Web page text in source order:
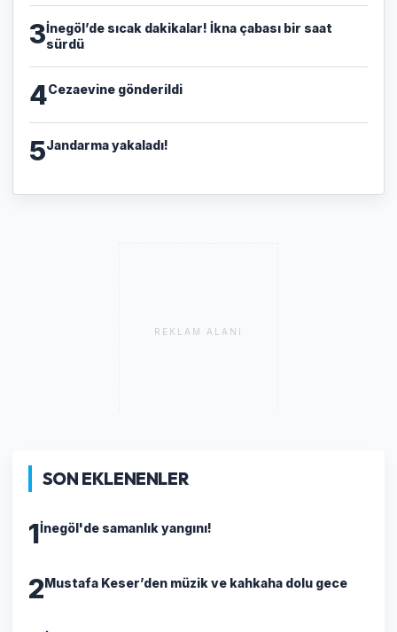
3İnegöl’de sıcak dakikalar! İkna çabası bir saat
sürdü
4Cezaevine gönderildi
5Jandarma yakaladı!
REKLAM ALANI
SON EKLENENLER
1İnegöl'de samanlık yangını!
2Mustafa Keser’den müzik ve kahkaha dolu gece